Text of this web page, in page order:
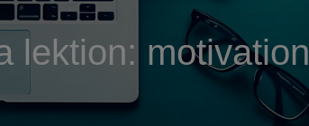
lektion: motivation